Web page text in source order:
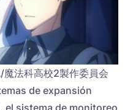
法科高校2製作委員会
de expansión